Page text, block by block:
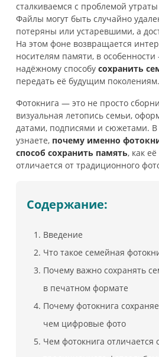
сталкиваемся с проблемой
Файлы могут быть случайно
потеряны или устаревшими, а
На этом фоне возвращается
носителям памяти, в
надёжному способу сохранить
передать её будущим поколениям.
Фотокнига — это не просто
визуальная летопись семьи,
датами, подписями и сюжетами. В
узнаете, почему именно
способ сохранить память, как
отличается от традиционного
Содержание:
Введение
Что такое семейная
Почему важно сохранять
в печатном формате
Почему фотокнига
чем цифровые фото
Чем фотокнига отличается